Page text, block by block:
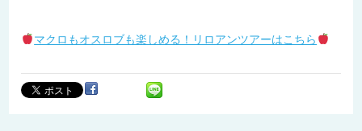
マクロもオスロブも楽しめる！リロアンツアーはこちら